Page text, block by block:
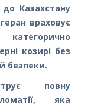
до Казахстану
враховує
козирі без
безпеки.
повну
яка